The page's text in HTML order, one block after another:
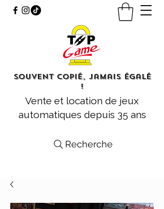
Souvent copié, jamais égalé
!
Vente et location de jeux
automatiques depuis 35 ans
Recherche